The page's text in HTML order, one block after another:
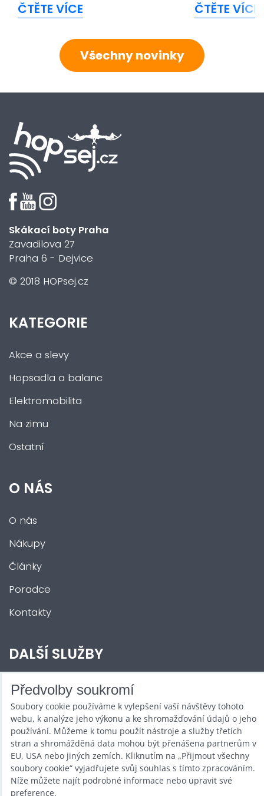
ČTĚTE VÍCE ČTĚTE VÍCE
Všechny novinky
Skákací boty Praha
Zavadilova 27
Praha 6 - Dejvice
© 2018 HOPsej.cz
KATEGORIE
Akce a slevy
Hopsadla a balanc
Elektromobilita
Na zimu
Ostatní
O NÁS
O nás
Nákupy
Články
Poradce
Kontakty
DALŠÍ SLUŽBY
Zábava na Vaši akci
Půjčovna
Promotéři
Kurzy a setkání
Velkoobchod
Předvolby soukromí
Soubory cookie používáme k vylepšení vaší návštěvy tohoto
webu, k analýze jeho výkonu a ke shromažďování údajů o jeho
používání. Můžeme k tomu použít nástroje a služby třetích
stran a shromážděná data mohou být přenášena partnerům v
EU, USA nebo jiných zemích. Kliknutím na „Přijmout všechny
soubory cookie“ vyjadřujete svůj souhlas s tímto zpracováním.
Níže můžete najít podrobné informace nebo upravit své
preference.